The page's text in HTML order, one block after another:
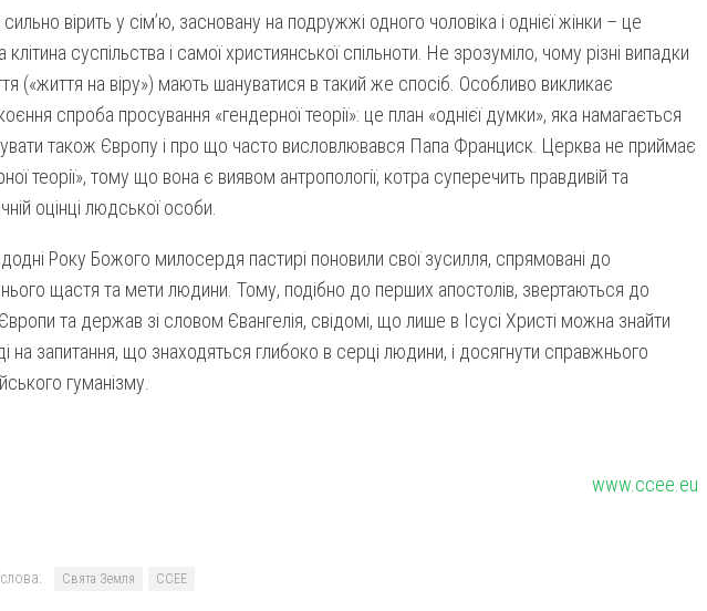
вірить у сім’ю, засновану на подружжі одного чоловіка і однієї жінки – це
клітина суспільства і самої християнської спільноти. Не зрозуміло, чому різні випадки
(«життя на віру») мають шануватися в такий же спосіб. Особливо викликає
спроба просування «гендерної теорії»: це план «однієї думки», яка намагається
також Європу і про що часто висловлювався Папа Франциск. Церква не приймає
теорії», тому що вона є виявом антропології, котра суперечить правдивій та
оцінці людської особи.
Року Божого милосердя пастирі поновили свої зусилля, спрямовані до
щастя та мети людини. Тому, подібно до перших апостолів, звертаються до
та держав зі словом Євангелія, свідомі, що лише в Ісусі Христі можна знайти
на запитання, що знаходяться глибоко в серці людини, і досягнути справжнього
гуманізму.
www.ccee.eu
Свята Земля ССЕЕ